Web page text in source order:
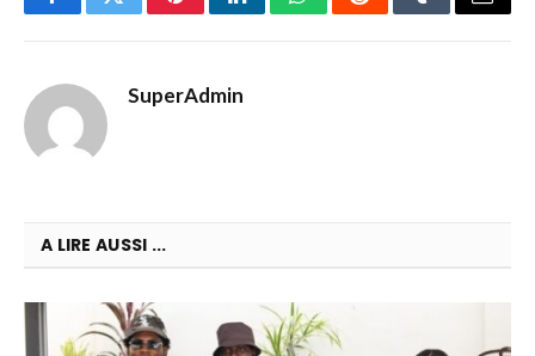
FacebookTwitterPinterestLinkedInWhatsAppRedditTumblrEmail
SuperAdmin
A LIRE AUSSI ...